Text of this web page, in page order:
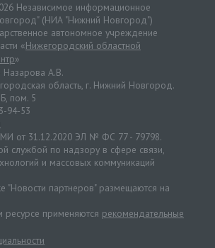
Независимое информационное
(НИА "Нижний Новгород")
автономное учреждение
«Нижегородский областной
»
Назарова А.В.
область, г. Нижний Новгород.
пом. 5
94-53
от 31.12.2020 ЭЛ № ФС 77 - 79798.
службой по надзору в сфере связи,
и массовых коммуникаций
"Новости партнеров" размещаются на
применяются рекомендательные